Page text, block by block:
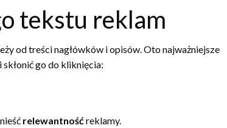
tekstu reklam
od treści nagłówków i opisów. Oto najważniejsze
go do kliknięcia:
relewantnośćreklamy.